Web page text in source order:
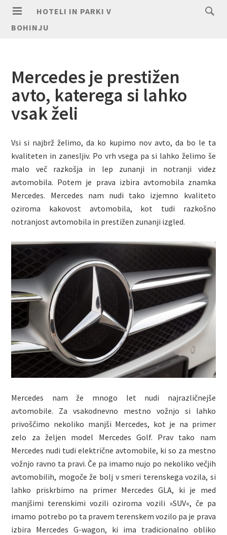
HOTELI IN PARKI V
BOHINJU
Mercedes je prestižen
avto, katerega si lahko
vsak želi
Vsi si najbrž želimo, da ko kupimo nov avto, da bo le ta
kvaliteten in zanesljiv. Po vrh vsega pa si lahko želimo še
malo več razkošja in lep zunanji in notranji videz
avtomobila. Potem je prava izbira avtomobila znamka
Mercedes. Mercedes nam nudi tako izjemno kvaliteto
oziroma kakovost avtomobila, kot tudi razkošno
notranjost avtomobila in prestižen zunanji izgled.
Mercedes nam že mnogo let nudi najrazličnejše
avtomobile. Za vsakodnevno mestno vožnjo si lahko
privoščimo nekoliko manjši Mercedes, kot je na primer
zelo za željen model Mercedes Golf. Prav tako nam
Mercedes nudi tudi električne avtomobile, ki so za mestno
vožnjo ravno ta pravi. Če pa imamo nujo po nekoliko večjih
avtomobilih, mogoče že bolj v smeri terenskega vozila, si
lahko priskrbimo na primer Mercedes GLA, ki je med
manjšimi terenskimi vozili oziroma vozili »SUV«, če pa
imamo potrebo po ta pravem terenskem vozilo pa je prava
izbira Mercedes G-wagon, ki ima tradicionalno obliko